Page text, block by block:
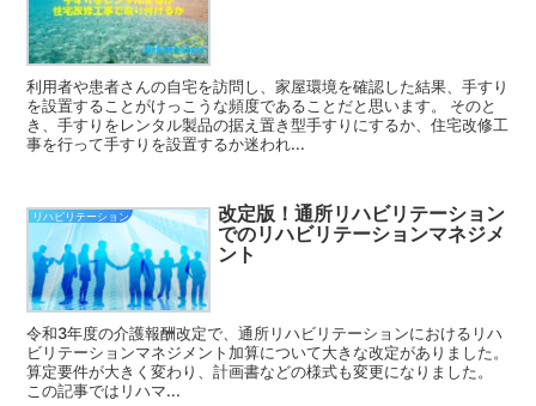
利用者や患者さんの自宅を訪問し、家屋環境を確認した結果、手すり
を設置することがけっこうな頻度であることだと思います。 そのと
き、手すりをレンタル製品の据え置き型手すりにするか、住宅改修工
事を行って手すりを設置するか迷われ...
リハビリテーション
改定版！通所リハビリテーション
でのリハビリテーションマネジメ
ント
令和3年度の介護報酬改定で、通所リハビリテーションにおけるリハ
ビリテーションマネジメント加算について大きな改定がありました。
算定要件が大きく変わり、計画書などの様式も変更になりました。
この記事ではリハマ...